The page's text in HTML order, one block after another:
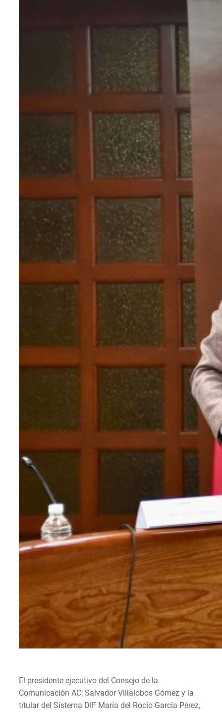
El presidente ejecutivo del Consejo de la
Comunicación AC; Salvador Villalobos Gómez y la
titular del Sistema DIF María del Rocío García Pérez,